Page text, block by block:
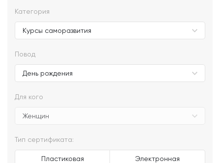
Категория
Повод
Для кого
Тип сертификата:
Пластиковая Электронная